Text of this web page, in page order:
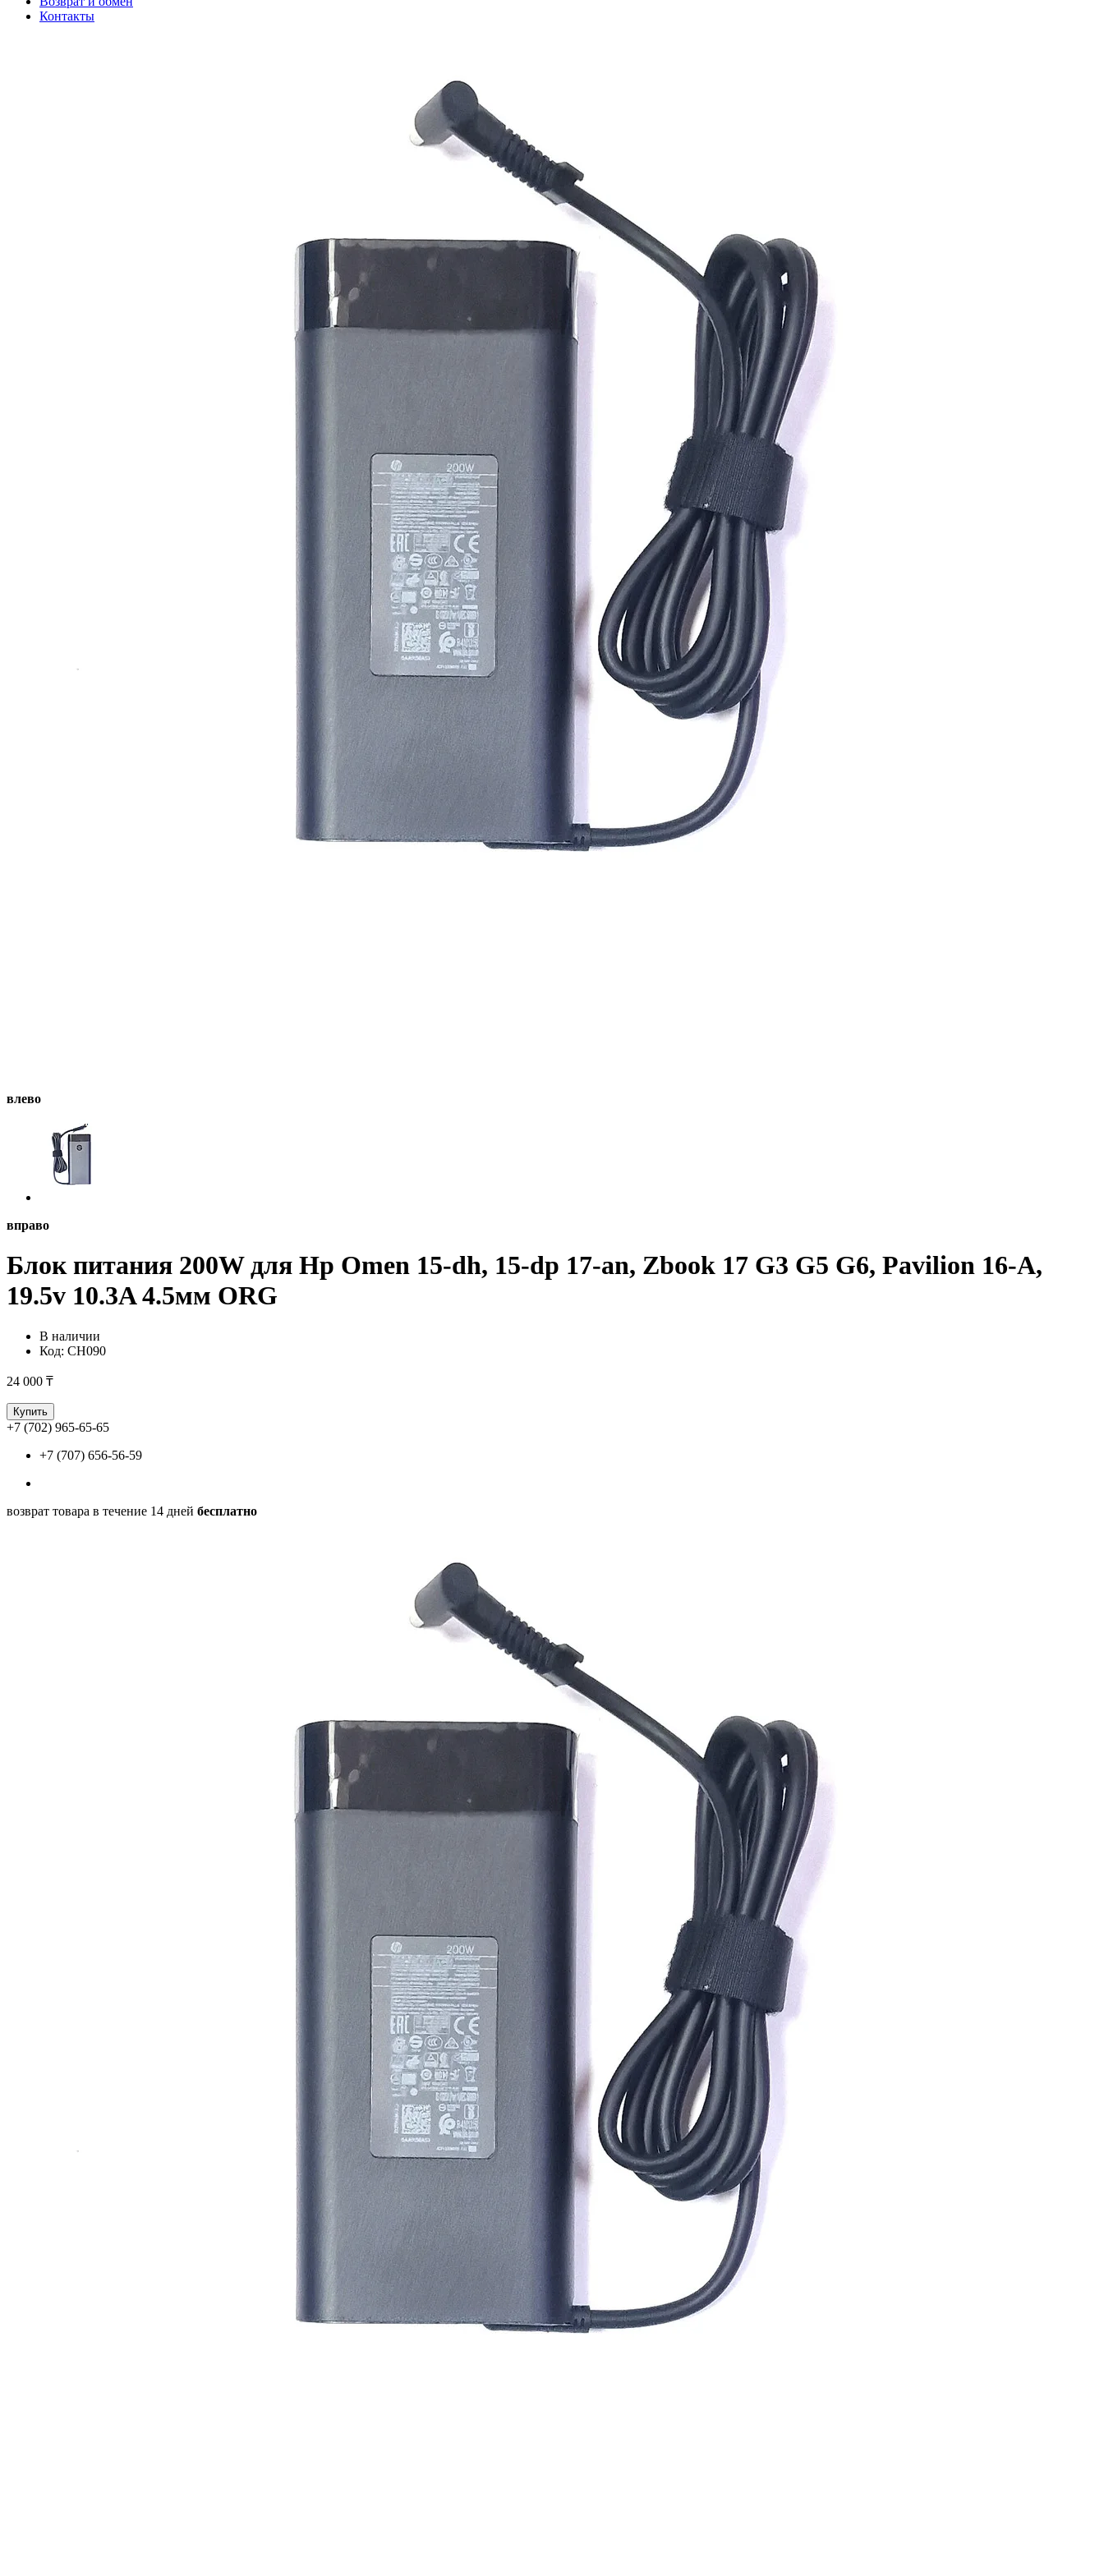
Контакты
влево
вправо
Блок питания 200W для Hp Omen 15-dh, 15-dp 17-an, Zbook 17 G3 G5 G6, Pavilion 16-A,
19.5v 10.3A 4.5мм ORG
В наличии
Код: CH090
24 000 ₸
Купить
+7 (702) 965-65-65
+7 (707) 656-56-59
возврат товара в течение 14 дней бесплатно